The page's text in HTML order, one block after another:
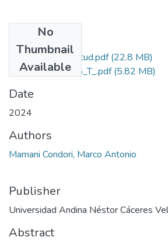
No
Thumbnail
Available
Grado de Similitud.pdf(22.8 MB)
T036_43355178_T_.pdf(5.82 MB)
Date
2024
Authors
Mamani Condori, Marco Antonio
Publisher
Universidad Andina Néstor Cáceres
Abstract